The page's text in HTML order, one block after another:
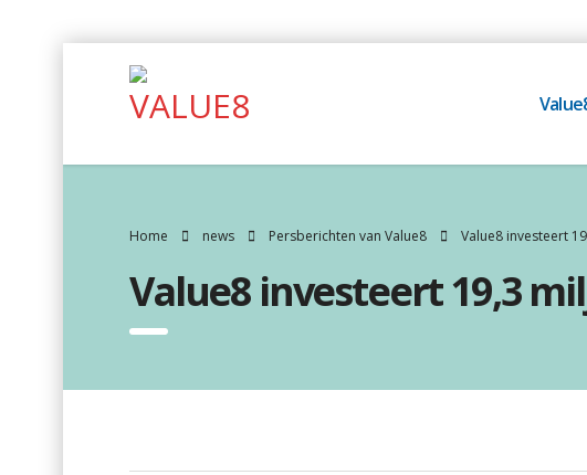
Home news Persberichten van Value8 Value8 investeert
Value8 investeert 19,3